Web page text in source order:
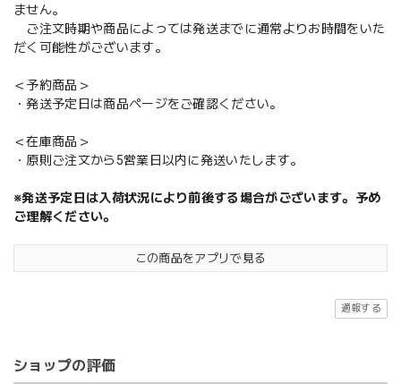
ません。
ご注文時期や商品によっては発送までに通常よりお時間をいた
だく可能性がございます。
＜予約商品＞
・発送予定日は商品ページをご確認ください。
＜在庫商品＞
・原則ご注文から5営業日以内に発送いたします。
※発送予定日は入荷状況により前後する場合がございます。予め
ご理解ください。
この商品をアプリで見る
通報する
ショップの評価